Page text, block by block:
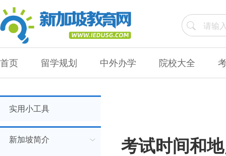
首页 留学规划 中外办学 院校大全
实用小工具
新加坡简介 考试时间和